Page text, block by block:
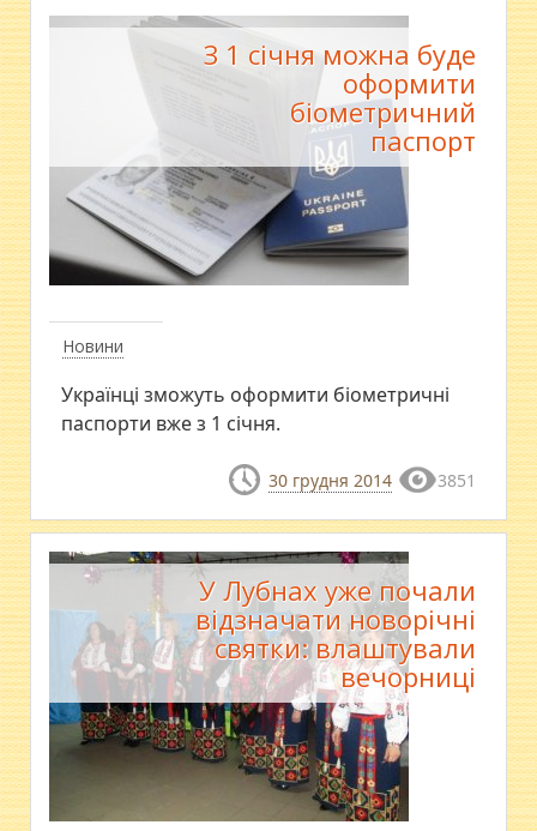
Новини
З 1 січня можна буде
оформити
біометричний
паспорт
Українці зможуть оформити біометричні
паспорти вже з 1 січня.
30 грудня 2014 3851
У Лубнах уже почали
відзначати новорічні
святки: влаштували
вечорниці